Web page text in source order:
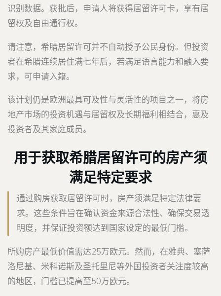
识别数据。获批后，申请人将获得居留许可卡，享有居
留权及自由通行权。
请注意，希腊居留许可并不自动授予公民身份。但投资
者在希腊连续居住满七年后，若满足语言能力和融入要
求，可申请入籍。
该计划仍是欧洲最具可及性与灵活性的项目之一，将房
地产市场的投资机遇与居留权及长期福利相结合，惠及
投资者及其家庭成员。
用于获取希腊居留许可的房产须
满足特定要求
通过购房获取居留许可时，房产须满足特定法律要
求。这些条件旨在确认资金来源合法性、确保交易透
明度，并保证投资额达到国家设定的最低门槛。
所购房产最低价值需达25万欧元。然而，在雅典、塞萨
洛尼基、米科诺斯及圣托里尼等外国投资者关注度较高
的地区，门槛已提高至50万欧元。